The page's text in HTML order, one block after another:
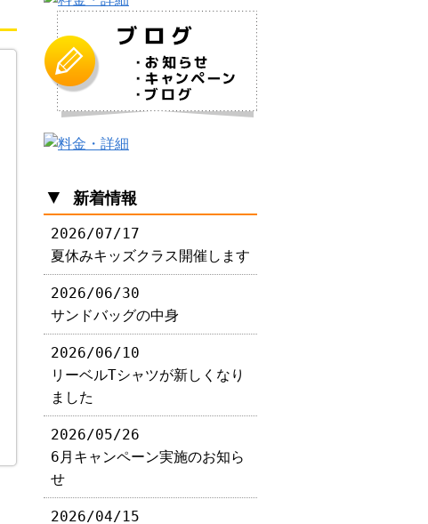
▼ 新着情報
2026/07/17
夏休みキッズクラス開催します
2026/06/30
サンドバッグの中身
2026/06/10
リーベルTシャツが新しくなり
ました
2026/05/26
6月キャンペーン実施のお知ら
せ
2026/04/15